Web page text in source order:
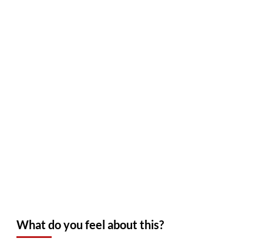
What do you feel about this?